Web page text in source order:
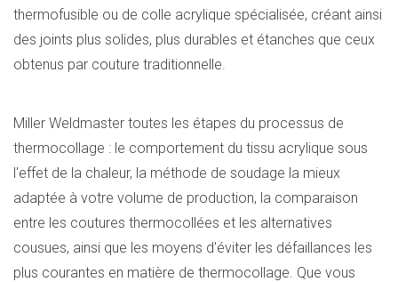
thermofusible ou de colle acrylique spécialisée, créant ainsi
des joints plus solides, plus durables et étanches que ceux
obtenus par couture traditionnelle.
Miller Weldmaster toutes les étapes du processus de
thermocollage : le comportement du tissu acrylique sous
l'effet de la chaleur, la méthode de soudage la mieux
adaptée à votre volume de production, la comparaison
entre les coutures thermocollées et les alternatives
cousues, ainsi que les moyens d'éviter les défaillances les
plus courantes en matière de thermocollage. Que vous